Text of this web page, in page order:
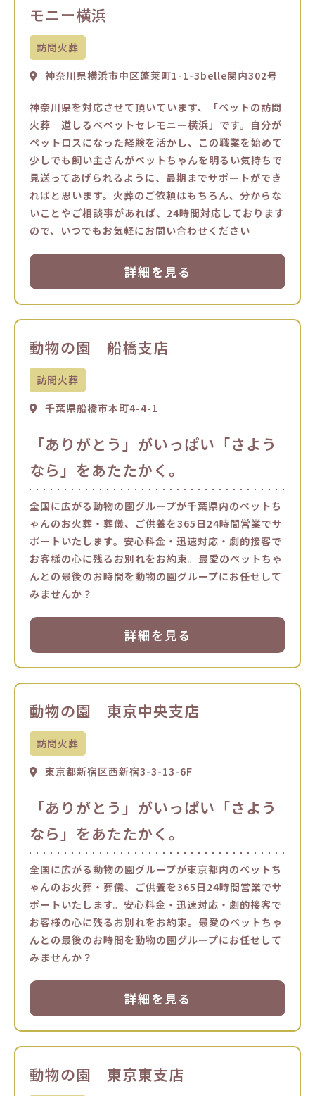
モニー横浜
訪問火葬
神奈川県横浜市中区蓬莱町1-1-3belle関内302号
神奈川県を対応させて頂いています、「ペットの訪問
火葬 道しるべペットセレモニー横浜」です。自分が
ペットロスになった経験を活かし、この職業を始めて
少しでも飼い主さんがペットちゃんを明るい気持ちで
見送ってあげられるように、最期までサポートができ
ればと思います。火葬のご依頼はもちろん、分からな
いことやご相談事があれば、24時間対応しております
ので、いつでもお気軽にお問い合わせください
詳細を見る
動物の園 船橋支店
訪問火葬
千葉県船橋市本町4-4-1
「ありがとう」がいっぱい「さよう
なら」をあたたかく。
全国に広がる動物の園グループが千葉県内のペットち
ゃんのお火葬・葬儀、ご供養を365日24時間営業でサ
ポートいたします。安心料金・迅速対応・劇的接客で
お客様の心に残るお別れをお約束。最愛のペットちゃ
んとの最後のお時間を動物の園グループにお任せして
みませんか？
詳細を見る
動物の園 東京中央支店
訪問火葬
東京都新宿区西新宿3-3-13-6F
「ありがとう」がいっぱい「さよう
なら」をあたたかく。
全国に広がる動物の園グループが東京都内のペットち
ゃんのお火葬・葬儀、ご供養を365日24時間営業でサ
ポートいたします。安心料金・迅速対応・劇的接客で
お客様の心に残るお別れをお約束。最愛のペットちゃ
んとの最後のお時間を動物の園グループにお任せして
みませんか？
詳細を見る
動物の園 東京東支店